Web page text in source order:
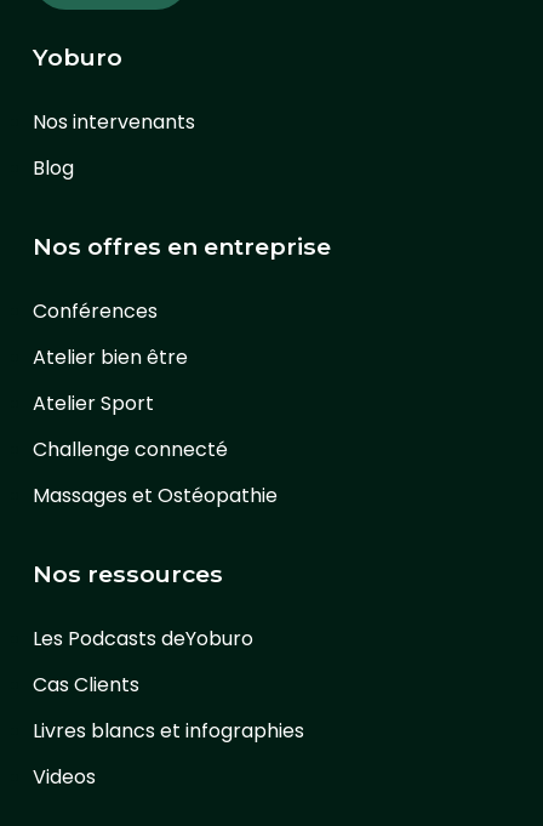
Yoburo
Nos intervenants
Blog
Nos offres en entreprise
Conférences
Atelier bien être
Atelier Sport
Challenge connecté
Massages et Ostéopathie
Nos ressources
Les Podcasts deYoburo
Cas Clients
Livres blancs et infographies
Videos